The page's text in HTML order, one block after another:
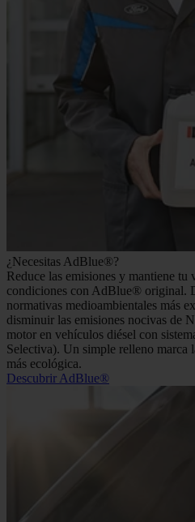
¿Necesitas AdBlue®?
Reduce las emisiones y mantiene tu
condiciones con AdBlue® original.
normativas medioambientales más
disminuir las emisiones nocivas de
motor en vehículos diésel con
Selectiva). Un simple relleno marca
más ecológica.
Descubrir AdBlue®